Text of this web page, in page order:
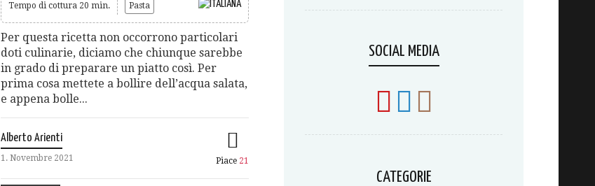
Tempo di cottura 20 min. Pasta
Per questa ricetta non occorrono particolari
doti culinarie, diciamo che chiunque sarebbe
in grado di preparare un piatto così. Per
prima cosa mettete a bollire dell’acqua salata,
e appena bolle...
Alberto Arienti
1. Novembre 2021 Piace 21
SOCIAL MEDIA
CATEGORIE